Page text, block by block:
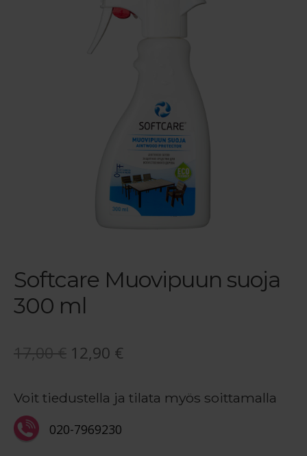
Reklamaatiolomake
Softcare Muovipuun suoja
300 ml
17,00€ Alkuperäinen
oli:
17,00 €.
12,90 €
on:
Voit tiedustella ja tilata myös soittamalla
020-7969230